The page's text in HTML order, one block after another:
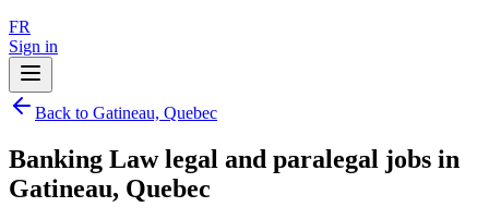
FR
Sign in
Back to Gatineau, Quebec
Banking Law legal and paralegal jobs in
Gatineau, Quebec